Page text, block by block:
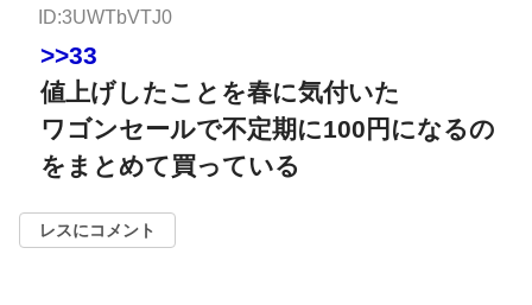
ID:3UWTbVTJ0
>>33
値上げしたことを春に気付いた
ワゴンセールで不定期に100円になるの
をまとめて買っている
レスにコメント